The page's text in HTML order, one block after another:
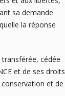
sa demande
la réponse
transférée, cédée
et de ses droits
et de